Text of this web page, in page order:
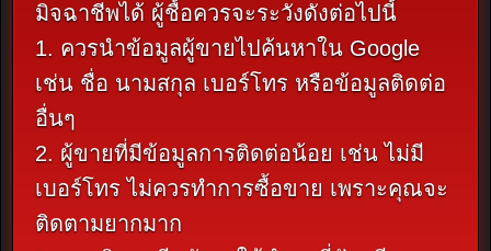
มิจฉาชีพได้ ผู้ชื้อควรจะระวังดังต่อไปนี้
1. ควรนำข้อมูลผู้ขายไปค้นหาใน Google
เช่น ชื่อ นามสกุล เบอร์โทร หรือข้อมูลติดต่อ
อื่นๆ
2. ผู้ขายที่มีข้อมูลการติดต่อน้อย เช่น ไม่มี
เบอร์โทร ไม่ควรทำการซื้อขาย เพราะคุณจะ
ติดตามยากมาก